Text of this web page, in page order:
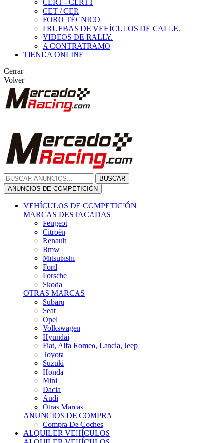
CERT - CERTT
CET / CER
FORO TÉCNICO
PRUEBAS DE VEHÍCULOS DE CALLE.
VIDEOS DE RALLY.
A CONTRATRAMO
TIENDA ONLINE
Cerrar
Volver
BUSCAR
ANUNCIOS DE COMPETICIÓN
VEHÍCULOS DE COMPETICIÓN
MARCAS DESTACADAS
Peugeot
Citroën
Renault
Bmw
Mitsubishi
Ford
Porsche
Skoda
OTRAS MARCAS
Subaru
Seat
Opel
Volkswagen
Hyundai
Fiat, Alfa Romeo, Lancia, Jeep
Toyota
Suzuki
Honda
Mini
Dacia
Audi
Otras Marcas
ANUNCIOS DE COMPRA
Compra De Coches
ALQUILER VEHÍCULOS
ALQUILER VEHÍCULOS
Ofertas